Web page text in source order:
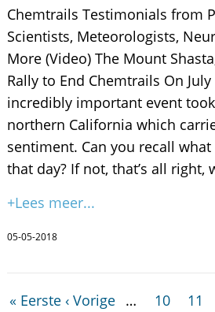
Chemtrails Testimonials from
Scientists, Meteorologists,
More (Video) The Mount
Rally to End Chemtrails On July
incredibly important event
northern California which
sentiment. Can you recall
that day? If not, that’s all right,
+Lees meer...
05-05-2018
« Eerste ‹ Vorige … 10 11